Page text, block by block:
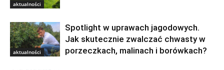
aktualności
aktualności
Spotlight w uprawach jagodowych.
Jak skutecznie zwalczać chwasty w
porzeczkach, malinach i borówkach?